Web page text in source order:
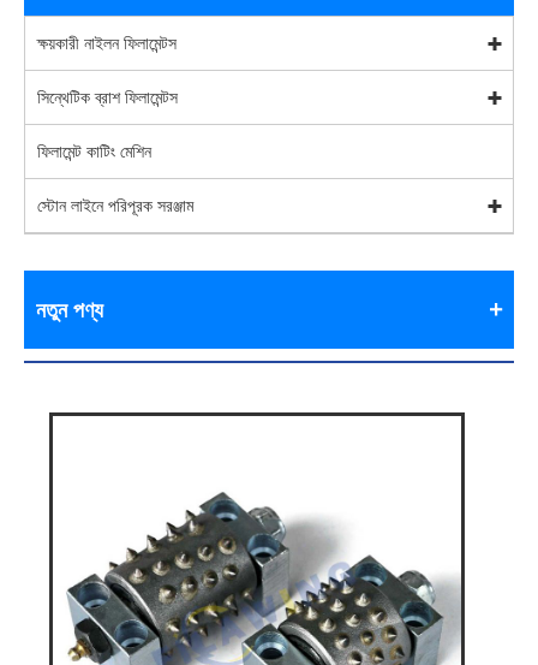
ক্ষয়কারী নাইলন ফিলামেন্টস
সিন্থেটিক ব্রাশ ফিলামেন্টস
ফিলামেন্ট কাটিং মেশিন
স্টোন লাইনে পরিপূরক সরঞ্জাম
নতুন পণ্য